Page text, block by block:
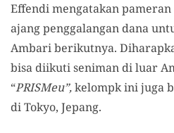
Effendi mengatakan
ajang penggalangan dana
Ambari berikutnya.
bisa diikuti seniman di luar
“PRISMeu”,kelompk ini juga
di Tokyo, Jepang.